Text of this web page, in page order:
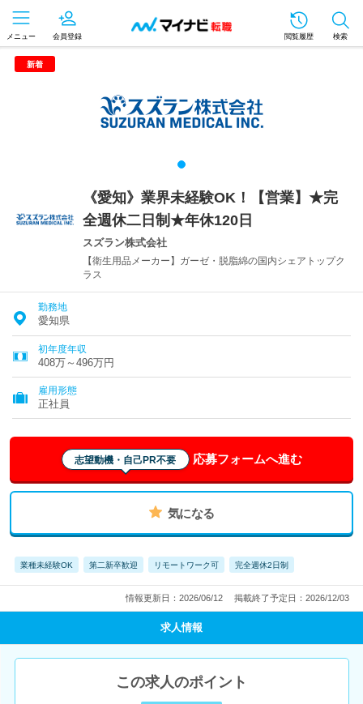
メニュー 会員登録 閲覧履歴 検索
新着
《愛知》業界未経験OK！【営業】★完
全週休二日制★年休120日
スズラン株式会社
【衛生用品メーカー】ガーゼ・脱脂綿の国内シェアトップク
ラス
勤務地
愛知県
初年度年収
408万～496万円
雇用形態
正社員
志望動機・自己PR不要 応募フォームへ進む
気になる
業種未経験OK 第二新卒歓迎 リモートワーク可 完全週休2日制
情報更新日：2026/06/12 掲載終了予定日：2026/12/03
求人情報
この求人のポイント